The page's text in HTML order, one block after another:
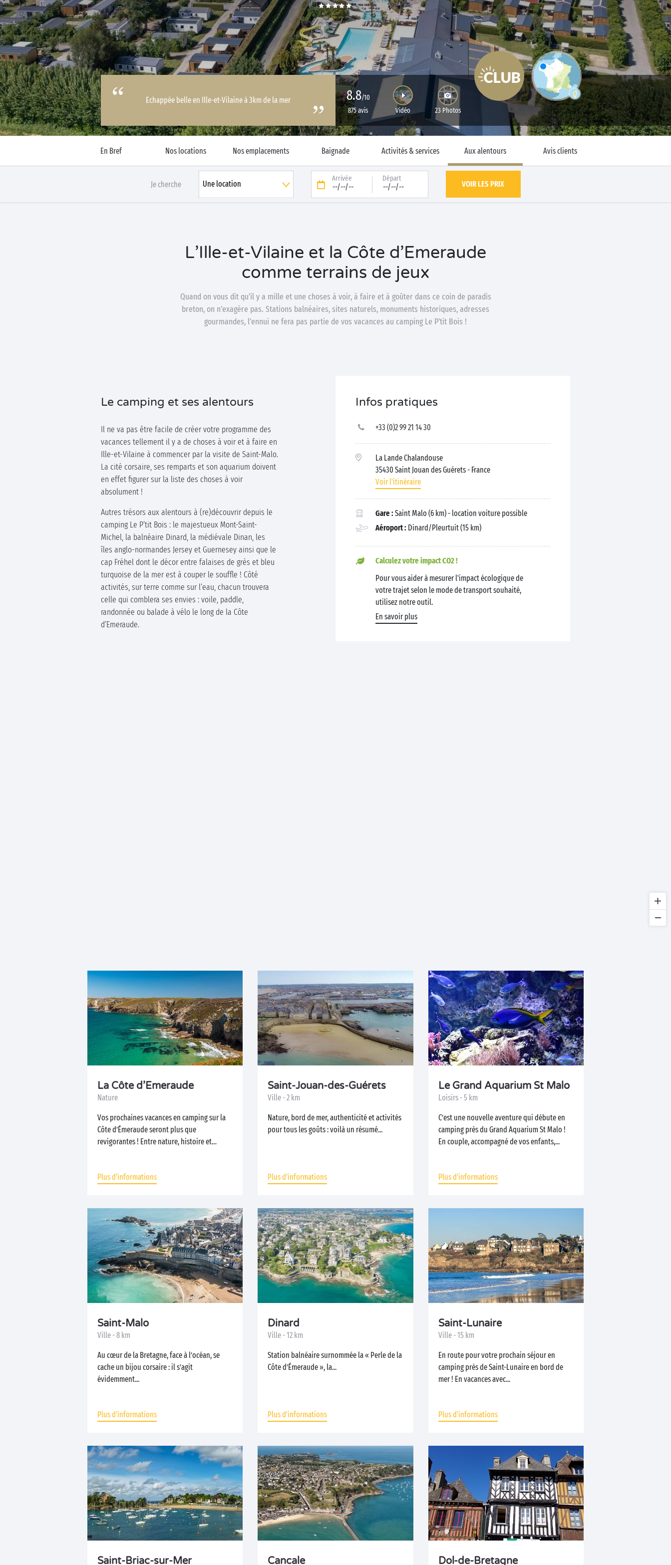
Echappée belle en Ille-et-Vilaine à 3km de la mer 8.8/10
875 avis
Vidéo 23 Photos
En Bref Nos locations Nos emplacements Baignade Activités & services Aux alentours Avis clients
Je cherche
Arrivée
--/--/--
Départ
--/--/-- VOIR LES PRIX
L’Ille-et-Vilaine et la Côte d’Emeraude
comme terrains de jeux
Quand on vous dit qu’il y a mille et une choses à voir, à faire et à goûter dans ce coin de paradis
breton, on n’exagère pas. Stations balnéaires, sites naturels, monuments historiques, adresses
gourmandes, l’ennui ne fera pas partie de vos vacances au camping Le P’tit Bois !
Le camping et ses alentours
Il ne va pas être facile de créer votre programme des
vacances tellement il y a de choses à voir et à faire en
Ille-et-Vilaine à commencer par la visite de Saint-Malo.
La cité corsaire, ses remparts et son aquarium doivent
en effet figurer sur la liste des choses à voir
absolument !
Autres trésors aux alentours à (re)découvrir depuis le
camping Le P’tit Bois : le majestueux Mont-Saint-
Michel, la balnéaire Dinard, la médiévale Dinan, les
îles anglo-normandes Jersey et Guernesey ainsi que le
cap Fréhel dont le décor entre falaises de grès et bleu
turquoise de la mer est à couper le souffle ! Côté
activités, sur terre comme sur l’eau, chacun trouvera
celle qui comblera ses envies : voile, paddle,
randonnée ou balade à vélo le long de la Côte
d’Emeraude.
Infos pratiques
+33 (0)2 99 21 14 30
La Lande Chalandouse
35430 Saint Jouan des Guérets- France
Voir l'itinéraire
Gare : Saint Malo (6 km) - location voiture possible
Aéroport : Dinard/Pleurtuit (15 km)
Calculez votre impact CO2 !
Pour vous aider à mesurer l'impact écologique de
votre trajet selon le mode de transport souhaité,
utilisez notre outil.
En savoir plus
La Côte d’Emeraude
Nature
Vos prochaines vacances en camping sur la
Côte d’Émeraude seront plus que
revigorantes ! Entre nature, histoire et
Plus d'informations
Saint-Jouan-des-Guérets
Ville - 2 km
Nature, bord de mer, authenticité et activités
pour tous les goûts : voilà un résumé...
Plus d'informations
Le Grand Aquarium St Malo
Loisirs - 5 km
C’est une nouvelle aventure qui débute en
camping près du Grand Aquarium St Malo !
En couple, accompagné de vos enfants,...
Plus d'informations
Saint-Malo
Ville - 8 km
Au cœur de la Bretagne, face à l’océan, se
cache un bijou corsaire : il s’agit
évidemment...
Plus d'informations
Dinard
Ville - 12 km
Station balnéaire surnommée la « Perle de la
Côte d’Émeraude », la...
Plus d'informations
Saint-Lunaire
Ville - 15 km
En route pour votre prochain séjour en
camping près de Saint-Lunaire en bord de
mer ! En vacances avec...
Plus d'informations
Saint-Briac-sur-Mer Cancale Dol-de-Bretagne
Business Village by Sandaya